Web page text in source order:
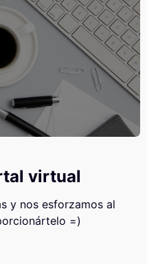
virtual
y nos esforzamos al
=)